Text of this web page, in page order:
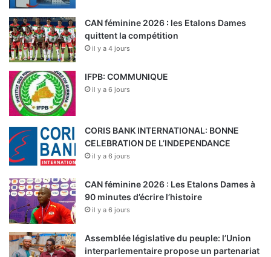
CAN féminine 2026 : les Etalons Dames
quittent la compétition
il y a 4 jours
IFPB: COMMUNIQUE
il y a 6 jours
CORIS BANK INTERNATIONAL: BONNE
CELEBRATION DE L’INDEPENDANCE
il y a 6 jours
CAN féminine 2026 : Les Etalons Dames à
90 minutes d’écrire l’histoire
il y a 6 jours
Assemblée législative du peuple: l’Union
interparlementaire propose un partenariat